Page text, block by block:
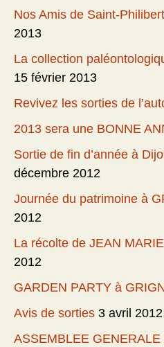
Nos Amis de Saint-
2013
La collection
15 février 2013
Revivez les sorties de
2013 sera une BONNE
Sortie de fin d’année à
décembre 2012
Journée du patrimoine à
2012
La récolte de JEAN
2012
GARDEN PARTY à
Avis de sorties 3 avril 2012
ASSEMBLEE GENERALE